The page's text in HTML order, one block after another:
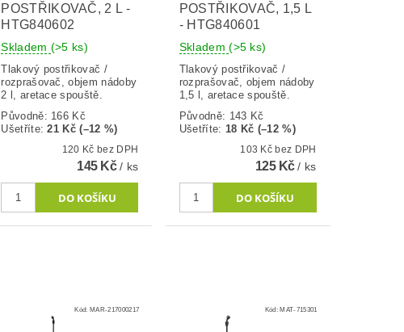
POSTŘIKOVAČ, 2 L -
HTG840602
Skladem (>5 ks)
Tlakový postřikovač /
rozprašovač, objem nádoby
2 l, aretace spouště.
Původně: 166 Kč
Ušetříte:21 Kč (–12 %)
120 Kč bez DPH
145 Kč/ ks
POSTŘIKOVAČ, 1,5 L
- HTG840601
Skladem(>5 ks)
Tlakový postřikovač /
rozprašovač, objem nádoby
1,5 l, aretace spouště.
Původně: 143 Kč
Ušetříte: 18 Kč (–12 %)
103 Kč bez DPH
125 Kč/ ks
Kód: MAR-217000217 Kód:MAT-715301